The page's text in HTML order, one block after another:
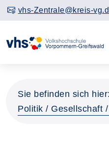
vhs-Zentrale@kreis-
Sie befinden sich hier:
Politik / Gesellschaft